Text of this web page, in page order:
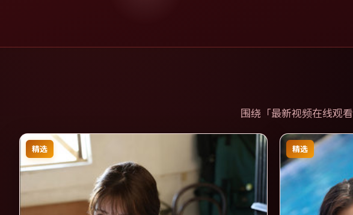
围绕「最新视频在线观看
精选 精选